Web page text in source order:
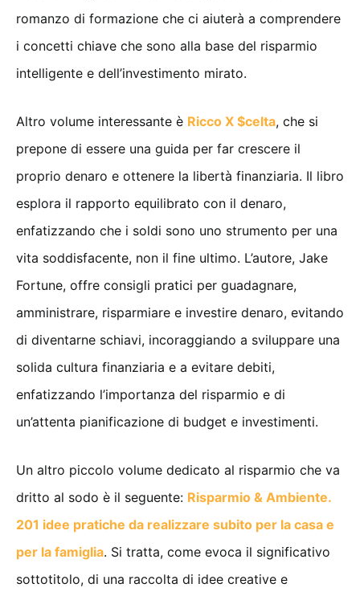
romanzo di formazione che ci aiuterà a comprendere
i concetti chiave che sono alla base del risparmio
intelligente e dell’investimento mirato.
Altro volume interessante è Ricco X $celta, che si
prepone di essere una guida per far crescere il
proprio denaro e ottenere la libertà finanziaria. Il libro
esplora il rapporto equilibrato con il denaro,
enfatizzando che i soldi sono uno strumento per una
vita soddisfacente, non il fine ultimo. L’autore, Jake
Fortune, offre consigli pratici per guadagnare,
amministrare, risparmiare e investire denaro, evitando
di diventarne schiavi, incoraggiando a sviluppare una
solida cultura finanziaria e a evitare debiti,
enfatizzando l’importanza del risparmio e di
un’attenta pianificazione di budget e investimenti.
Un altro piccolo volume dedicato al risparmio che va
dritto al sodo è il seguente: Risparmio & Ambiente.
201 idee pratiche da realizzare subito per la casa e
per la famiglia. Si tratta, come evoca il significativo
sottotitolo, di una raccolta di idee creative e